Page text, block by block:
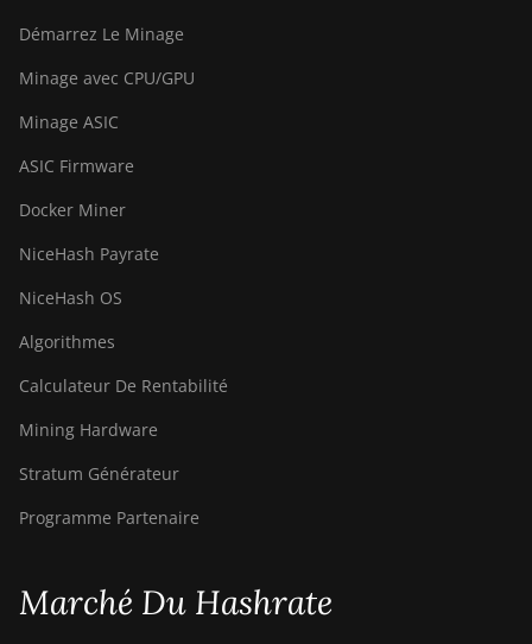
Démarrez Le Minage
Minage avec CPU/GPU
Minage ASIC
ASIC Firmware
Docker Miner
NiceHash Payrate
NiceHash OS
Algorithmes
Calculateur De Rentabilité
Mining Hardware
Stratum Générateur
Programme Partenaire
Marché Du Hashrate